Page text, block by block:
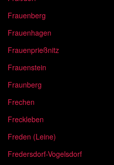
Frauenberg
Frauenhagen
Frauenprießnitz
Frauenstein
Fraunberg
Frechen
Freckleben
Freden (Leine)
Fredersdorf-Vogelsdorf